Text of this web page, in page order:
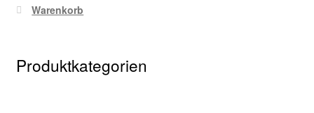
Warenkorb
Produktkategorien